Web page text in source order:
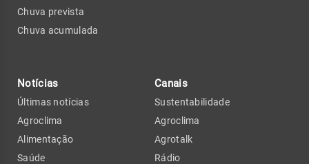
Chuva prevista
Chuva acumulada
Notícias
Últimas notícias
Agroclima
Alimentação
Saúde
Canais
Sustentabilidade
Agroclima
Agrotalk
Rádio